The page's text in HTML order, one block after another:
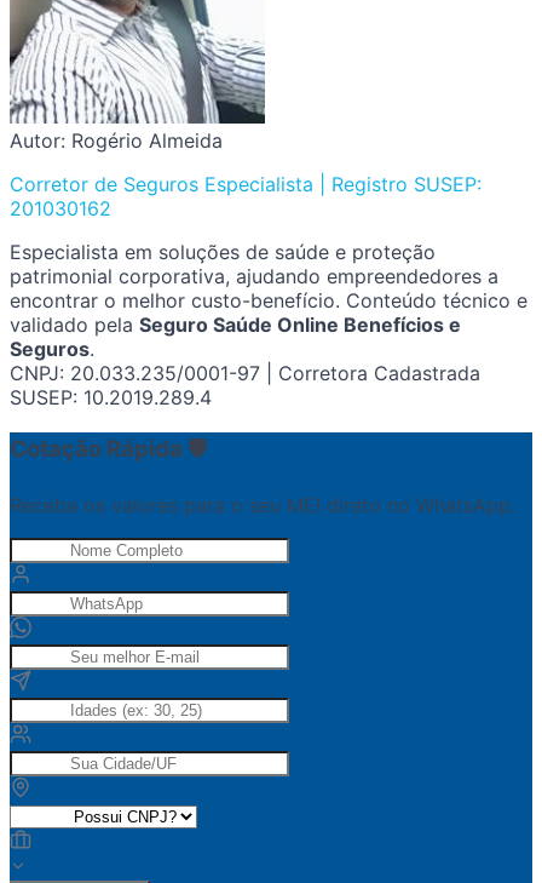
Autor: Rogério Almeida
Corretor de Seguros Especialista | Registro SUSEP:
201030162
Especialista em soluções de saúde e proteção
patrimonial corporativa, ajudando empreendedores a
encontrar o melhor custo-benefício. Conteúdo técnico e
validado pela Seguro Saúde Online Benefícios e
Seguros.
CNPJ: 20.033.235/0001-97 | Corretora Cadastrada
SUSEP: 10.2019.289.4
Cotação Rápida 🛡️
Receba os valores para o seu MEI direto no WhatsApp.